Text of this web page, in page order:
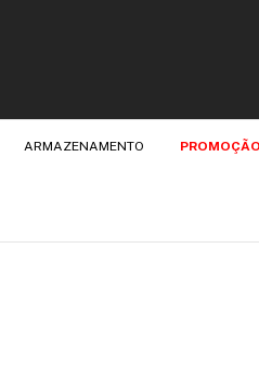
ARMAZENAMENTO PROMOÇÃO